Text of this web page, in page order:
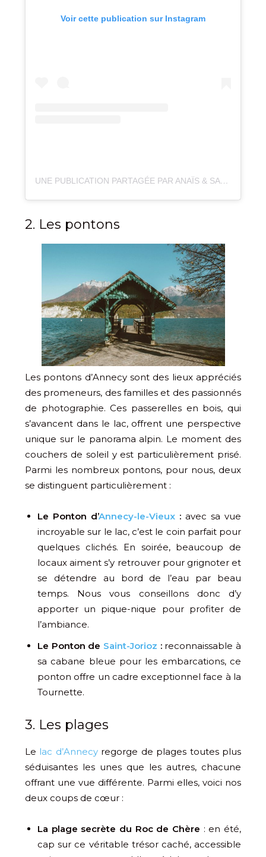
Voir cette publication sur Instagram
UNE PUBLICATION PARTAGÉE PAR ANAÏS & SANDRA LES AUVERGNATES (@AUVERGNATESENVADROUILLE)
2. Les pontons
Les pontons d’Annecy sont des lieux appréciés
des promeneurs, des familles et des passionnés
de photographie. Ces passerelles en bois, qui
s’avancent dans le lac, offrent une perspective
unique sur le panorama alpin. Le moment des
couchers de soleil y est particulièrement prisé.
Parmi les nombreux pontons, pour nous, deux
se distinguent particulièrement :
Le Ponton d’Annecy-le-Vieux : avec sa vue
incroyable sur le lac, c’est le coin parfait pour
quelques clichés. En soirée, beaucoup de
locaux aiment s’y retrouver pour grignoter et
se détendre au bord de l’eau par beau
temps. Nous vous conseillons donc d’y
apporter un pique-nique pour profiter de
l’ambiance.
Le Ponton de Saint-Jorioz :reconnaissable à
sa cabane bleue pour les embarcations, ce
ponton offre un cadre exceptionnel face à la
Tournette.
3. Les plages
Le lac d’Annecyregorge de plages toutes plus
séduisantes les unes que les autres, chacune
offrant une vue différente. Parmi elles, voici nos
deux coups de cœur :
La plage secrète du Roc de Chère : en été,
cap sur ce véritable trésor caché, accessible